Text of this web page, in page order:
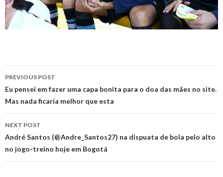
Post
navigation
PREVIOUS POST
Eu pensei em fazer uma capa bonita para o doa das mães no site.
Mas nada ficaria melhor que esta
NEXT POST
André Santos (@Andre_Santos27) na dispuata de bola pelo alto
no jogo-treino hoje em Bogotá